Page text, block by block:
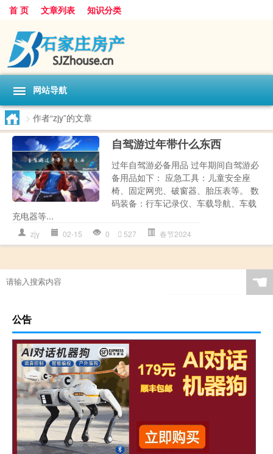
首 页 文章列表 知识分类
网站导航
> 作者“zjy”的文章
自驾游过年带什么东西
过年自驾游必备用品 过年期间自驾游必
备用品如下： 应急工具：儿童安全座
椅、固定网兜、破窗器、胎压表等。 数
码装备：行车记录仪、车载导航、车载
充电器等...
zjy 02-15 0 527 春节2024
☚
公告